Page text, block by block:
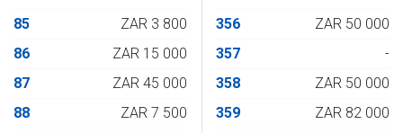
85
ZAR 3 800
86
ZAR 15 000
87
ZAR 45 000
88
ZAR 7 500
356
ZAR 50 000
357
-
358
ZAR 50 000
359
ZAR 82 000